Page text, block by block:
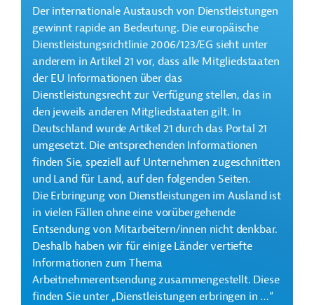
Der internationale Austausch von Dienstleistungen
gewinnt rapide an Bedeutung. Die europäische
Dienstleistungsrichtlinie 2006/123/EG sieht unter
anderem in Artikel 21 vor, dass alle Mitgliedstaaten
der EU Informationen über das
Dienstleistungsrecht zur Verfügung stellen, das in
den jeweils anderen Mitgliedstaaten gilt. In
Deutschland wurde Artikel 21 durch das Portal 21
umgesetzt. Die entsprechenden Informationen
finden Sie, speziell auf Unternehmen zugeschnitten
und Land für Land, auf den folgenden Seiten.
Die Erbringung von Dienstleistungen im Ausland ist
in vielen Fällen ohne eine vorübergehende
Entsendung von Mitarbeitern/innen nicht denkbar.
Deshalb haben wir für einige Länder vertiefte
Informationen zum Thema
Arbeitnehmerentsendung zusammengestellt. Diese
finden Sie unter „Dienstleistungen erbringen in …“